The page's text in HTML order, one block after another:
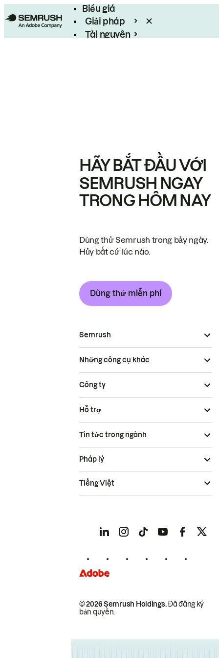
Biểu giá
Giải pháp
Tài nguyên
HÃY BẮT ĐẦU VỚI
SEMRUSH NGAY
TRONG HÔM NAY
Dùng thử Semrush trong bảy ngày.
Hủy bất cứ lúc nào.
Dùng thử miễn phí
Semrush
Những công cụ khác
Công ty
Hỗ trợ
Tin tức trong ngành
© 2026 Semrush Holdings.Đã đăng ký
bản quyền.
Pháp lý
Tiếng Việt